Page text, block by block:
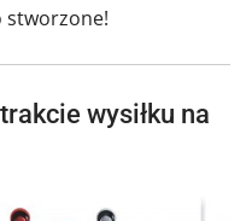
stworzone!
wysiłku na